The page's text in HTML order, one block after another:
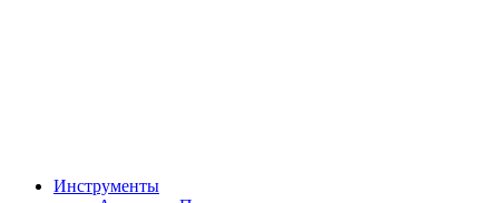
Инструменты